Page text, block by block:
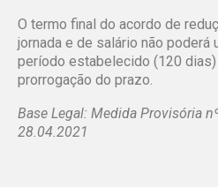
O termo final do acordo de
jornada e de salário não poderá
período estabelecido (120
prorrogação do prazo.
Base Legal: Medida Provisória
28.04.2021